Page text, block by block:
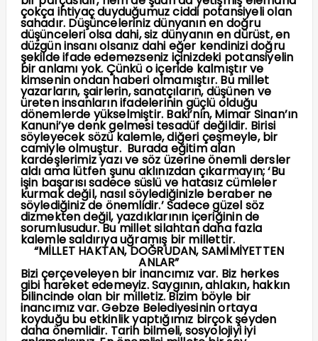
çokça ihtiyaç duyduğumuz ciddi potansiyeli olan
sahadır. Düşünceleriniz dünyanın en doğru
düşünceleri olsa dahi, siz dünyanın en dürüst, en
düzgün insanı olsanız dahi eğer kendinizi doğru
şekilde ifade edemezseniz içinizdeki potansiyelin
bir anlamı yok. Çünkü o içeride kalmıştır ve
kimsenin ondan haberi olmamıştır. Bu millet
yazarların, şairlerin, sanatçıların, düşünen ve
üreten insanların ifadelerinin güçlü olduğu
dönemlerde yükselmiştir. Baki’nin, Mimar Sinan’ın
Kanuni’ye denk gelmesi tesadüf değildir. Birisi
söyleyecek sözü kalemle, diğeri çeşmeyle, bir
camiyle olmuştur. Burada eğitim alan
kardeşlerimiz yazı ve söz üzerine önemli dersler
aldı ama lütfen şunu aklınızdan çıkarmayın; ‘Bu
işin başarısı sadece süslü ve hatasız cümleler
kurmak değil, nasıl söylediğinizle beraber ne
söylediğiniz de önemlidir.’ Sadece güzel söz
dizmekten değil, yazdıklarının içeriğinin de
sorumlusudur. Bu millet silahtan daha fazla
kalemle saldırıya uğramış bir millettir.
“MİLLET HAKTAN, DOĞRUDAN, SAMİMİYETTEN
ANLAR”
Bizi çerçeveleyen bir inancımız var. Biz herkes
gibi hareket edemeyiz. Saygının, ahlakın, hakkın
bilincinde olan bir milletiz. Bizim böyle bir
inancımız var. Gebze Belediyesinin ortaya
koyduğu bu etkinlik yaptığımız birçok şeyden
daha önemlidir. Tarih bilmeli, sosyolojiyi iyi